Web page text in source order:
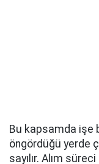
Bu kapsamda işe
öngördüğü yerde
sayılır. Alım